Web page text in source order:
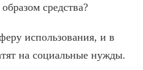
средства?
использования, и в
на социальные нужды.